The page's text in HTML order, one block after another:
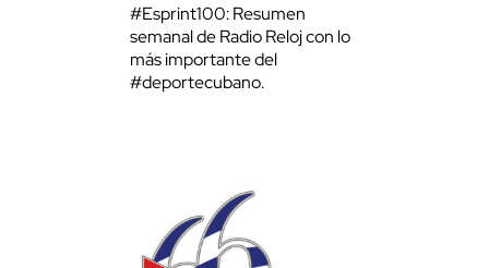
#Esprint100: Resumen
semanal de Radio Reloj con lo
más importante del
#deportecubano.